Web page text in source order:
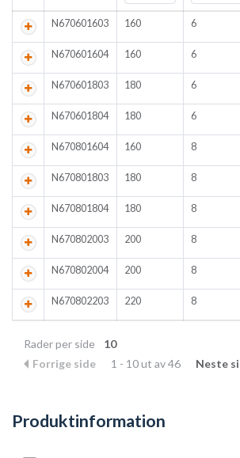
N670601603 160 6
N670601604 160 6
N670601803 180 6
N670601804 180 6
N670801604 160 8
N670801803 180 8
N670801804 180 8
N670802003 200 8
N670802004 200 8
N670802203 220 8
Rader per side
10
Forrige side
1 - 10 ut av 46 Neste
Produktinformation